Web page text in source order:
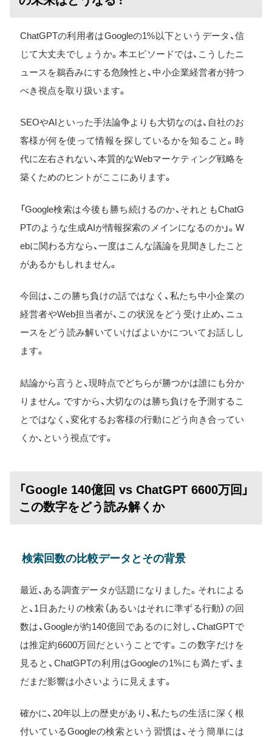
ChatGPTの利用者はGoogleの1%以下というデータ、信
じて大丈夫でしょうか。本エピソードでは、こうしたニ
ュースを鵜呑みにする危険性と、中小企業経営者が持つ
べき視点を取り扱います。
SEOやAIといった手法論争よりも大切なのは、自社のお
客様が何を使って情報を探しているかを知ること。時
代に左右されない、本質的なWebマーケティング戦略を
築くためのヒントがここにあります。
「Google検索は今後も勝ち続けるのか、それともChatG
PTのような生成AIが情報探索のメインになるのか」。W
ebに関わる方なら、一度はこんな議論を見聞きしたこと
があるかもしれません。
今回は、この勝ち負けの話ではなく、私たち中小企業の
経営者やWeb担当者が、この状況をどう受け止め、ニュ
ースをどう読み解いていけばよいかについてお話しし
ます。
結論から言うと、現時点でどちらが勝つかは誰にも分か
りません。ですから、大切なのは勝ち負けを予測するこ
とではなく、変化するお客様の行動にどう向き合ってい
くか、という視点です。
「Google 140億回 vs ChatGPT 6600万回」
この数字をどう読み解くか
検索回数の比較データとその背景
最近、ある調査データが話題になりました。それによる
と、1日あたりの検索（あるいはそれに準ずる行動）の回
数は、Googleが約140億回であるのに対し、ChatGPTで
は推定約6600万回だということです。この数字だけを
見ると、ChatGPTの利用はGoogleの1%にも満たず、ま
だまだ影響は小さいように見えます。
確かに、20年以上の歴史があり、私たちの生活に深く根
付いているGoogleの検索という習慣は、そう簡単には